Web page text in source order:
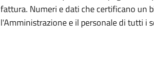
fattura. Numeri e dati che certificano un
l'Amministrazione e il personale di tutti i